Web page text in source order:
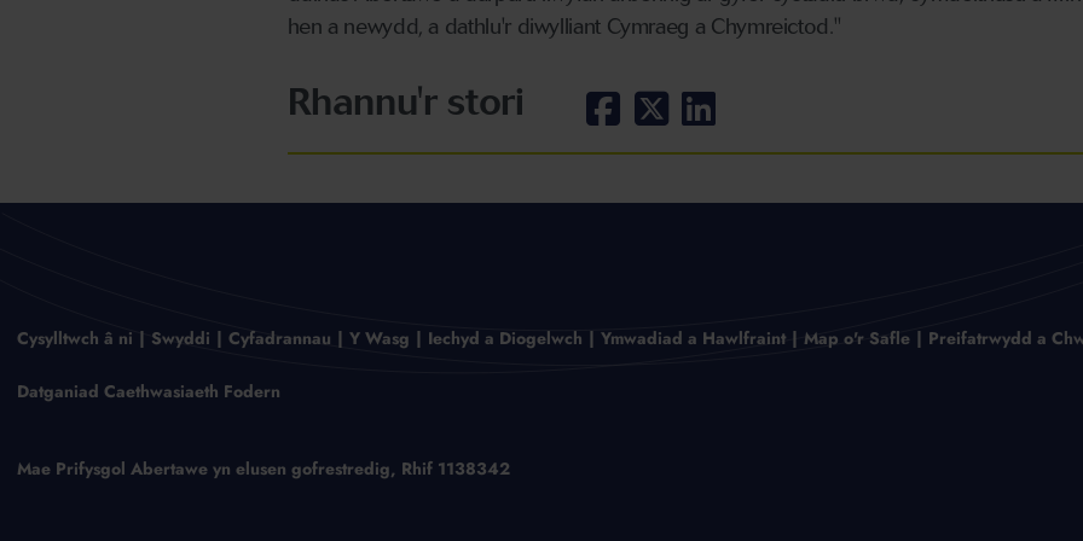
hen a newydd, a dathlu'r diwylliant Cymraeg a Chymreictod."
Rhannu'r stori
Cysylltwch â ni Swyddi Cyfadrannau Y Wasg Iechyd a Diogelwch Ymwadiad a Hawlfraint Map o'r Safle Preifatrwydd a
Datganiad Caethwasiaeth Fodern
Mae Prifysgol Abertawe yn elusen gofrestredig, Rhif 1138342